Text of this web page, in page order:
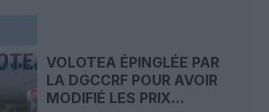
VOLOTEA ÉPINGLÉE PAR
LA DGCCRF POUR AVOIR
MODIFIÉ LES PRIX...